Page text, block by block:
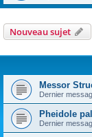
Nouveau sujet
Messor
Dernier
Pheidole
Dernier